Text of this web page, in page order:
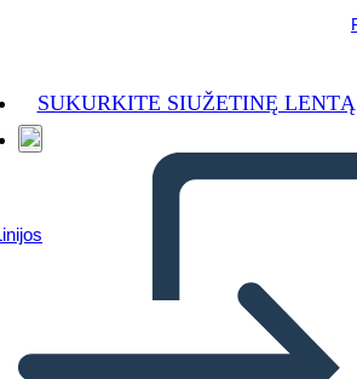
SUKURKITE SIUŽETINĘ LENTĄ